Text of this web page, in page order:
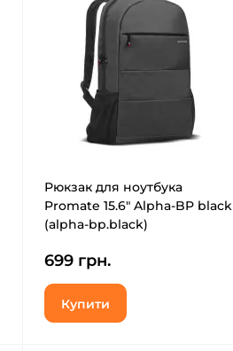
Рюкзак для ноутбука
Promate 15.6" Alpha-BP black
(alpha-bp.black)
699 грн.
Купити